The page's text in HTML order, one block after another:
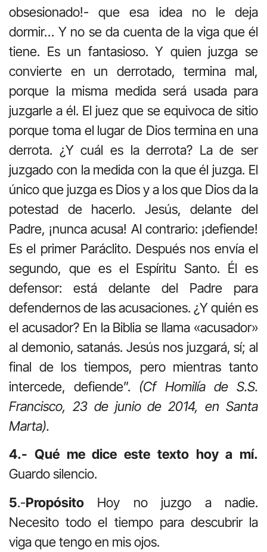
obsesionado!- que esa idea no le deja
dormir… Y no se da cuenta de la viga que él
tiene. Es un fantasioso. Y quien juzga se
convierte en un derrotado, termina mal,
porque la misma medida será usada para
juzgarle a él. El juez que se equivoca de sitio
porque toma el lugar de Dios termina en una
derrota. ¿Y cuál es la derrota? La de ser
juzgado con la medida con la que él juzga. El
único que juzga es Dios y a los que Dios da la
potestad de hacerlo. Jesús, delante del
Padre, ¡nunca acusa! Al contrario: ¡defiende!
Es el primer Paráclito. Después nos envía el
segundo, que es el Espíritu Santo. Él es
defensor: está delante del Padre para
defendernos de las acusaciones. ¿Y quién es
el acusador? En la Biblia se llama «acusador»
al demonio, satanás. Jesús nos juzgará, sí; al
final de los tiempos, pero mientras tanto
intercede, defiende”. (Cf Homilía de S.S.
Francisco, 23 de junio de 2014, en Santa
Marta).
4.- Qué me dice este texto hoy a mí.
Guardo silencio.
5.-Propósito Hoy no juzgo a nadie.
Necesito todo el tiempo para descubrir la
viga que tengo en mis ojos.